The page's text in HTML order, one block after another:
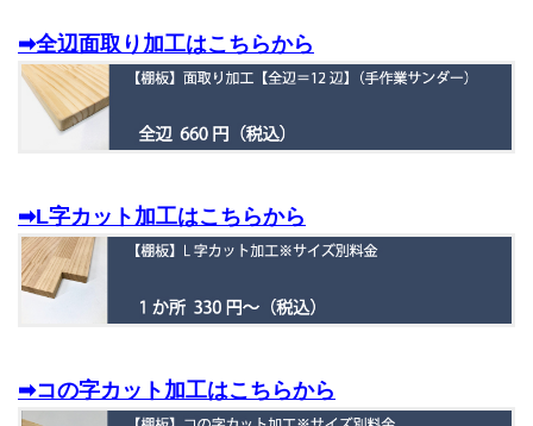
➡全辺面取り加工はこちらから
➡L字カット加工はこちらから
➡コの字カット加工はこちらから